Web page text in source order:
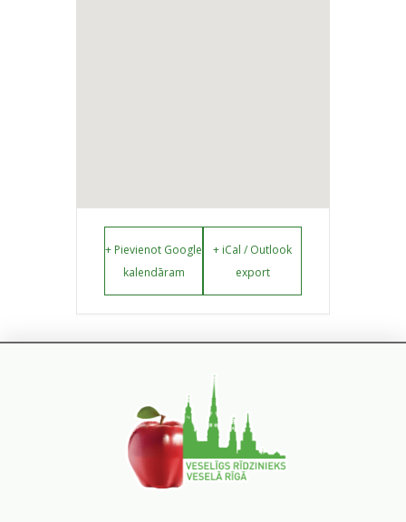
+ Pievienot Google
kalendāram
+ iCal / Outlook
export